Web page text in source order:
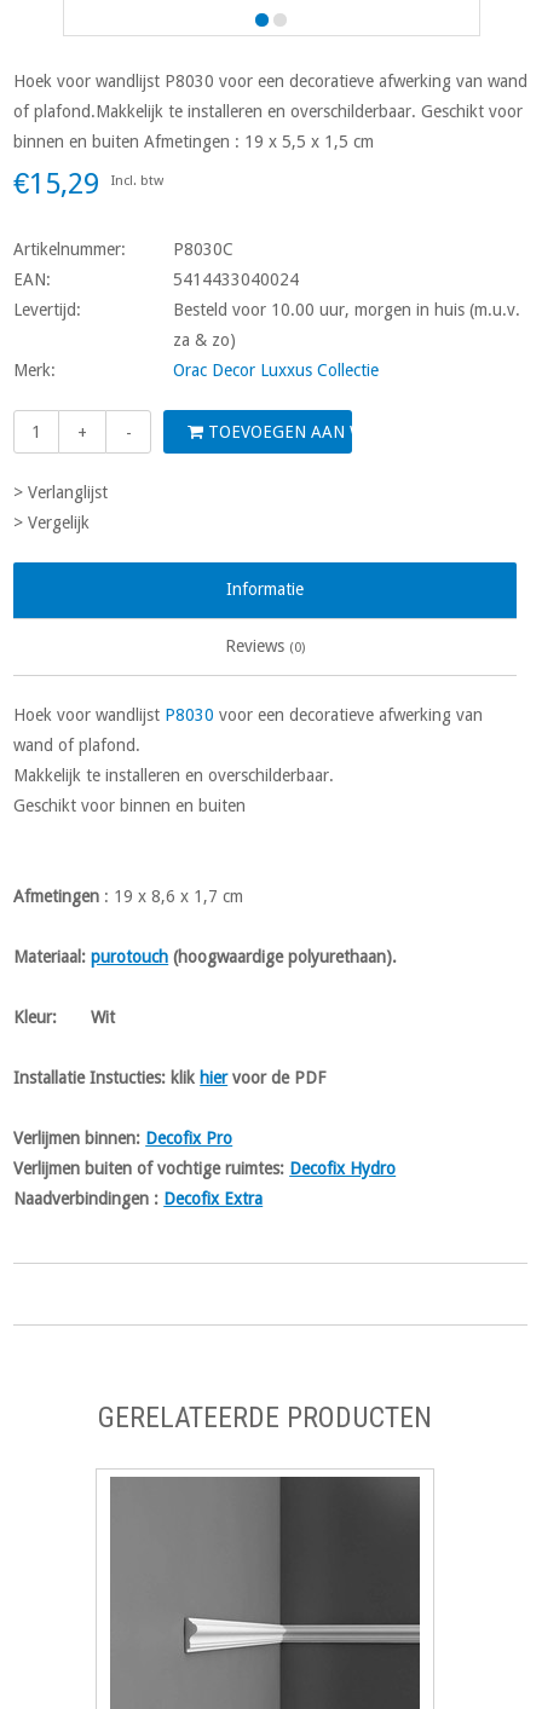
Hoek voor wandlijst P8030 voor een decoratieve afwerking van wand
of plafond.Makkelijk te installeren en overschilderbaar. Geschikt voor
binnen en buiten Afmetingen : 19 x 5,5 x 1,5 cm
€15,29 Incl. btw
Artikelnummer:
P8030C
EAN:
5414433040024
Levertijd:
Besteld voor 10.00 uur, morgen in huis (m.u.v.
za & zo)
Merk:
Orac Decor Luxxus Collectie
+ - TOEVOEGEN AAN WINKELWAGEN
> Verlanglijst
> Vergelijk
Informatie
Reviews (0)
Hoek voor wandlijst P8030 voor een decoratieve afwerking van
wand of plafond.
Makkelijk te installeren en overschilderbaar.
Geschikt voor binnen en buiten
Afmetingen : 19 x 8,6 x 1,7 cm
Materiaal :purotouch (hoogwaardige polyurethaan).
Kleur: Wit
Installatie Instucties: klik hiervoor de PDF
Verlijmen binnen: Decofix Pro
Verlijmen buiten of vochtige ruimtes: Decofix Hydro
Naadverbindingen : Decofix Extra
GERELATEERDE PRODUCTEN